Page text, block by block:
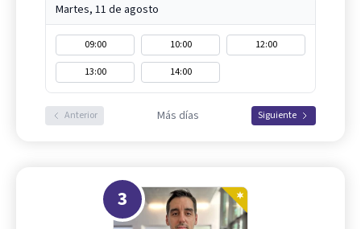
Martes, 11 de agosto
09:00 10:00
12:00
13:00
14:00
Anterior Más días Siguiente
3